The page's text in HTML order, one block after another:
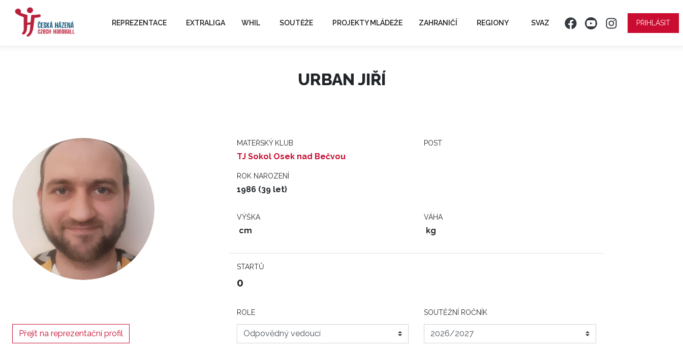
REPREZENTACE EXTRALIGA WHIL SOUTĚŽE PROJEKTY MLÁDEŽE ZAHRANIČÍ REGIONY SVAZ PŘIHLÁSIT
URBAN JIŘÍ
MATEŘSKÝ KLUB
TJ Sokol Osek nad Bečvou
POST
ROK NAROZENÍ
1986 (39 let)
VÝŠKA
cm
VÁHA
kg
STARTŮ
0
Přejít na reprezentační profil
ROLE SOUTĚŽNÍ ROČNÍK